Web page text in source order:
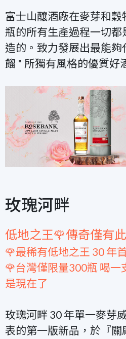
富士山釀酒廠在麥芽和
瓶的所有生產過程一切
造的。致力發展出最能夠
餾 " 所獨有風格的優質好
玫瑰河畔
低地之王🌹傳奇僅有
🌹最稀有低地之王 30 年
🌹台灣僅限量300瓶 喝一
是現在了
玫瑰河畔 30 年單一麥芽
表的第一版新品，於『